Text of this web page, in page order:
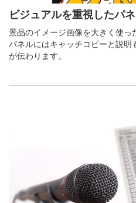
ビジュアルを重視したパネ
景品のイメージ画像を大きく使っ
パネルにはキャッチコピーと説明
が伝わります。